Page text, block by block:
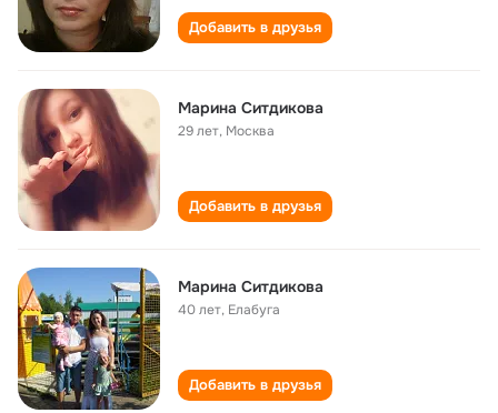
Добавить в друзья
Марина Ситдикова
29 лет, Москва
Добавить в друзья
Марина Ситдикова
40 лет, Елабуга
Добавить в друзья